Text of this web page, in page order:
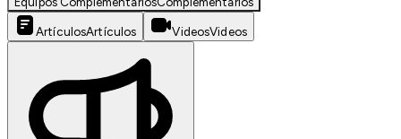
ArtículosArtículos VideosVideos